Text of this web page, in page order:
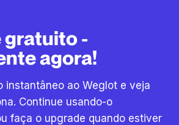
gratuito -
agora!
instantâneo ao Weglot e veja
Continue usando-o
faça o upgrade quando estiver